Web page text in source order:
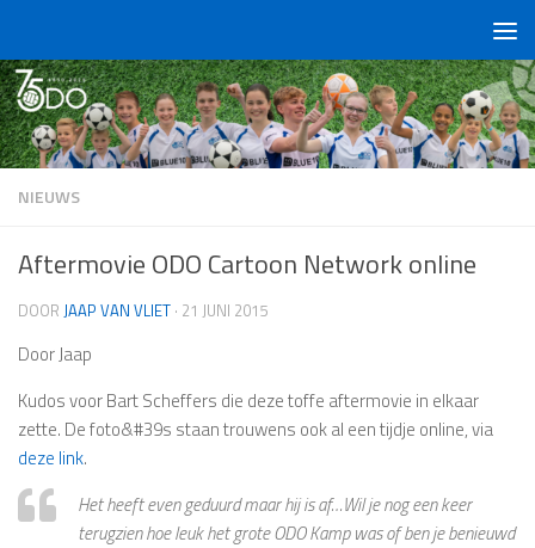
NIEUWS
Aftermovie ODO Cartoon Network online
DOOR JAAP VAN VLIET · 21 JUNI 2015
Door Jaap
Kudos voor Bart Scheffers die deze toffe aftermovie in elkaar
zette. De foto&#39s staan trouwens ook al een tijdje online, via
deze link.
Het heeft even geduurd maar hij is af…Wil je nog een keer
terugzien hoe leuk het grote ODO Kamp was of ben je benieuwd